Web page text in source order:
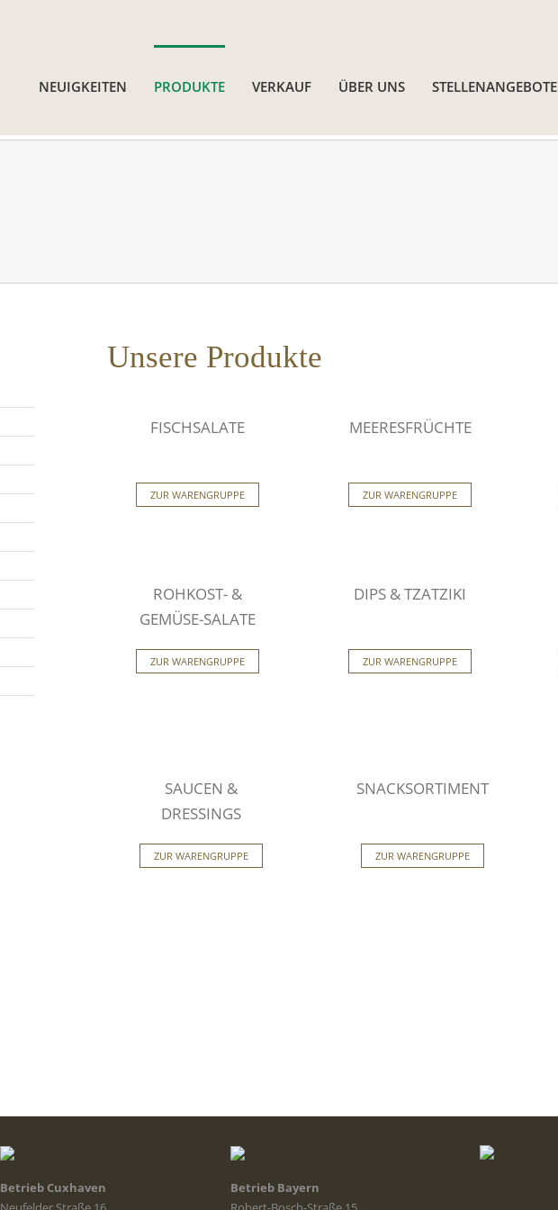
NEUIGKEITEN
PRODUKTE VERKAUF ÜBER UNS STELLENANGEBOTE
Unsere Produkte
FISCHSALATE
ZUR WARENGRUPPE
MEERESFRÜCHTE
ZUR WARENGRUPPE
ROHKOST- &
GEMÜSE-SALATE
ZUR WARENGRUPPE
DIPS & TZATZIKI
ZUR WARENGRUPPE
SAUCEN &
DRESSINGS
ZUR WARENGRUPPE
SNACKSORTIMENT
ZUR WARENGRUPPE
Betrieb Cuxhaven
Betrieb Bayern